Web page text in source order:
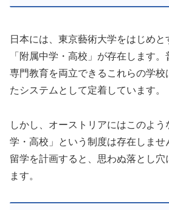
日本には、東京藝術大学をはじめ
「附属中学・高校」が存在します
専門教育を両立できるこれらの学校
たシステムとして定着しています。
しかし、オーストリアにはこのよ
学・高校」という制度は存在しませ
留学を計画すると、思わぬ落とし穴
ます。